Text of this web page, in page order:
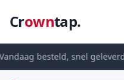
Crowntap.
besteld, snel geleverd!